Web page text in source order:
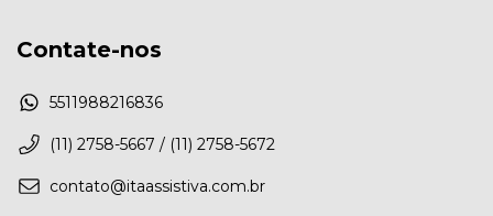
Contate-nos
5511988216836
(11) 2758-5667 / (11) 2758-5672
contato@itaassistiva.com.br